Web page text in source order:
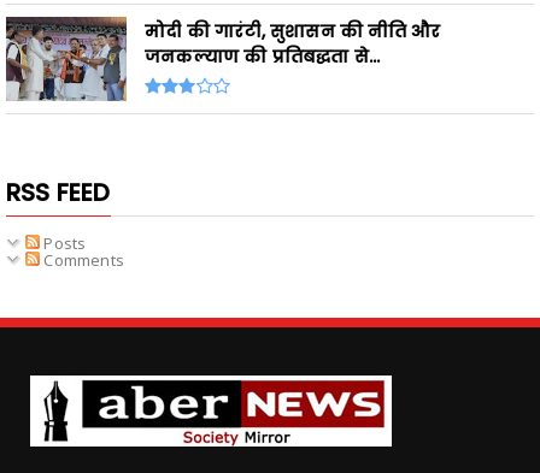
मोदी की गारंटी, सुशासन की नीति और
जनकल्याण की प्रतिबद्धता से...
RSS FEED
Posts
Comments